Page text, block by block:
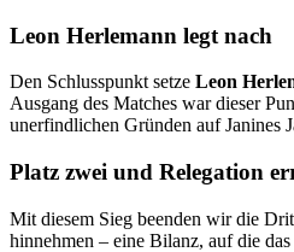
Leon Herlemann legt nach
Den Schlusspunkt setze Leon
Ausgang des Matches war dieser
unerfindlichen Gründen auf Janines
Platz zwei und Relegation
Mit diesem Sieg beenden wir die
hinnehmen – eine Bilanz, auf die